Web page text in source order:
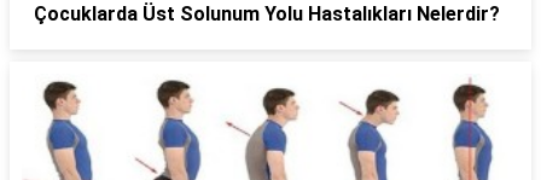
Çocuklarda Üst Solunum Yolu Hastalıkları Nelerdir?